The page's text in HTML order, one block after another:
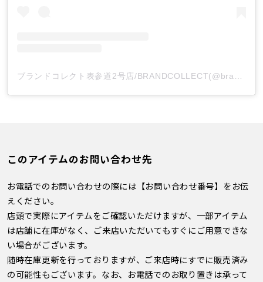
このアイテムのお問い合わせ先
お電話でのお問い合わせの際には【お問い合わせ番号】をお伝
えください。
店頭で実際にアイテムをご確認いただけますが、一部アイテム
は店舗に在庫がなく、ご来店いただいてもすぐにご用意できな
い場合がございます。
随時在庫更新を行っておりますが、ご来店時にすでに販売済み
の可能性もございます。なお、お電話でのお取り置きは承って